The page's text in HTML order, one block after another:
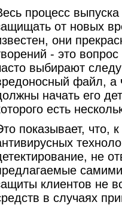
процесс
от новых
они
- это
выбирают
файл, а
начать его
есть
показывает, что,
не
клиентов не
в случаях